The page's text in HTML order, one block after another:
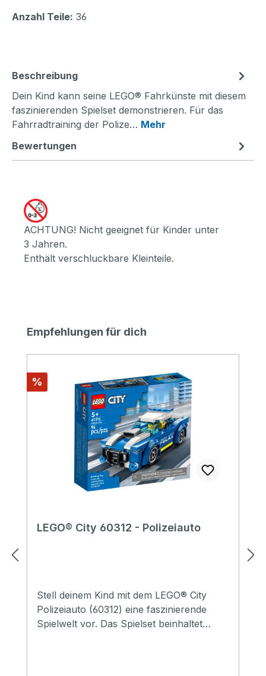
Anzahl Teile: 36
Beschreibung
Dein Kind kann seine LEGO® Fahrkünste mit diesem
faszinierenden Spielset demonstrieren. Für das
Fahrradtraining der Polize… Mehr
Bewertungen
ACHTUNG! Nicht geeignet für Kinder unter
3 Jahren.
Enthält verschluckbare Kleinteile.
Produktgalerie überspringen
Empfehlungen für dich
Rabatt
%
LEGO® City 60312 - Polizeiauto
Stell deinem Kind mit dem LEGO® City
Polizeiauto (60312) eine faszinierende
Spielwelt vor. Das Spielset beinhaltet